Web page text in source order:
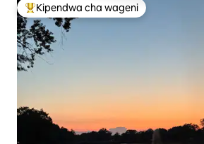
Kipendwa maarufu cha wageni
Kipendwa cha wageni